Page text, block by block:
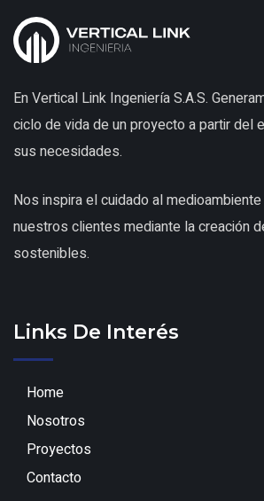
En Vertical Link Ingeniería S.A.S.
ciclo de vida de un proyecto a partir del
sus necesidades.
Nos inspira el cuidado al
nuestros clientes mediante la creación
sostenibles.
Links De Interés
Home
Nosotros
Proyectos
Contacto